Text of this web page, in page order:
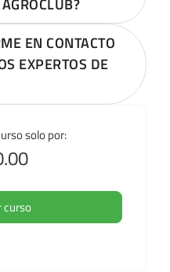
solo por:
curso
EN CONTACTO
EXPERTOS DE